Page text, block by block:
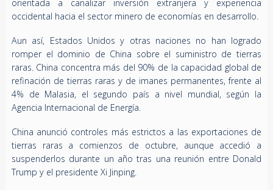
orientada a canalizar inversión extranjera y experiencia
occidental hacia el sector minero de economías en desarrollo.
Aun así, Estados Unidos y otras naciones no han logrado
romper el dominio de China sobre el suministro de tierras
raras. China concentra más del 90% de la capacidad global de
refinación de tierras raras y de imanes permanentes, frente al
4% de Malasia, el segundo país a nivel mundial, según la
Agencia Internacional de Energía.
China anunció controles más estrictos a las exportaciones de
tierras raras a comienzos de octubre, aunque accedió a
suspenderlos durante un año tras una reunión entre Donald
Trump y el presidente Xi Jinping.